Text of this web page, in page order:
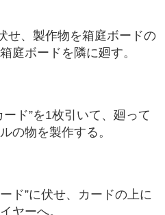
せ、製作物を箱庭ボードの
庭ボードを隣に廻す。
ド”を1枚引いて、廻って
の物を製作する。
ド”に伏せ、カードの上に
ヤーへ。